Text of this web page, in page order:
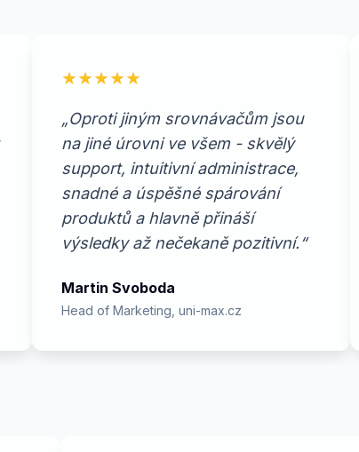
★★★★★
„Oproti jiným srovnávačům jsou
na jiné úrovni ve všem - skvělý
support, intuitivní administrace,
snadné a úspěšné spárování
produktů a hlavně přináší
výsledky až nečekaně pozitivní.“
Martin Svoboda
Head of Marketing, uni-max.cz